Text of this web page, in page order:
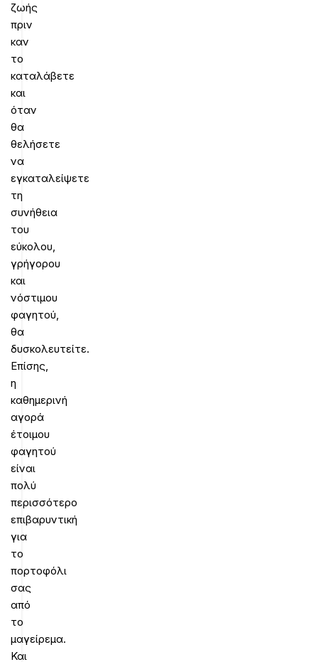
ζωής
πριν
καν
το
καταλάβετε
και
όταν
θα
θελήσετε
να
εγκαταλείψετε
τη
συνήθεια
του
εύκολου,
γρήγορου
και
νόστιμου
φαγητού,
θα
δυσκολευτείτε.
Επίσης,
η
καθημερινή
αγορά
έτοιμου
φαγητού
είναι
πολύ
περισσότερο
επιβαρυντική
για
το
πορτοφόλι
σας
από
το
μαγείρεμα.
Και